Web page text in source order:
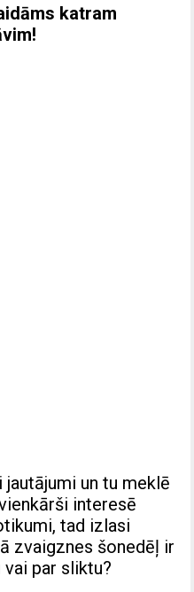
katram
un tu meklē
interesē
tad izlasi
zvaigznes šonedēļ ir
par sliktu?